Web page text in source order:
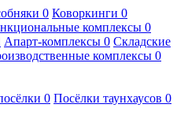
0 Коворкинги 0
комплексы 0
Апарт-комплексы 0 Складские
комплексы 0
0 Посёлки таунхаусов 0